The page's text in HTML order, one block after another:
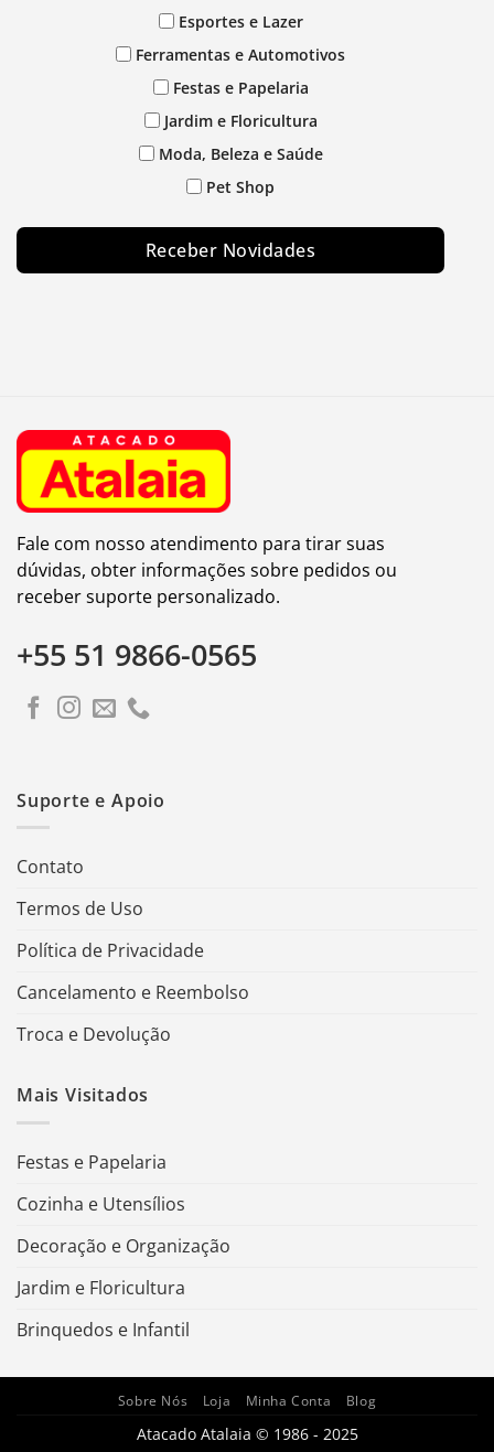
Esportes e Lazer
Ferramentas e Automotivos
Festas e Papelaria
Jardim e Floricultura
Moda, Beleza e Saúde
Pet Shop
Receber Novidades
Fale com nosso atendimento para tirar suas
dúvidas, obter informações sobre pedidos ou
receber suporte personalizado.
+55 51 9866-0565
Suporte e Apoio
Contato
Termos de Uso
Política de Privacidade
Cancelamento e Reembolso
Troca e Devolução
Mais Visitados
Festas e Papelaria
Cozinha e Utensílios
Decoração e Organização
Jardim e Floricultura
Brinquedos e Infantil
Sobre Nós Loja Minha Conta Blog
Atacado Atalaia © 1986 - 2025